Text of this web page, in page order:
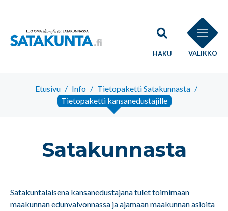
HAKU VALIKKO
Etusivu / Info / Tietopaketti Satakunnasta /
Tietopaketti kansanedustajille
Satakunnasta
Satakuntalaisena kansanedustajana tulet toimimaan
maakunnan edunvalvonnassa ja ajamaan maakunnan asioita